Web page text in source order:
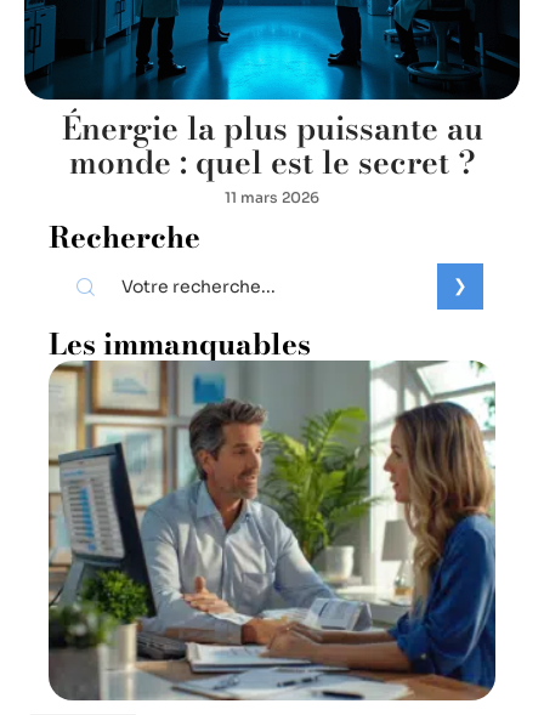
Énergie la plus puissante au
monde : quel est le secret ?
11 mars 2026
Recherche
Les immanquables